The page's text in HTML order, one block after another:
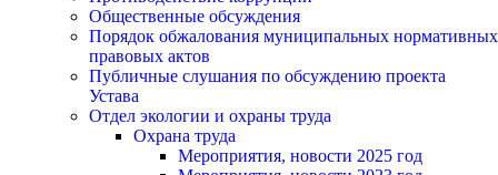
Общественные обсуждения
Порядок обжалования муниципальных нормативных
правовых актов
Публичные слушания по обсуждению проекта
Устава
Отдел экологии и охраны труда
Охрана труда
Мероприятия, новости 2025 год